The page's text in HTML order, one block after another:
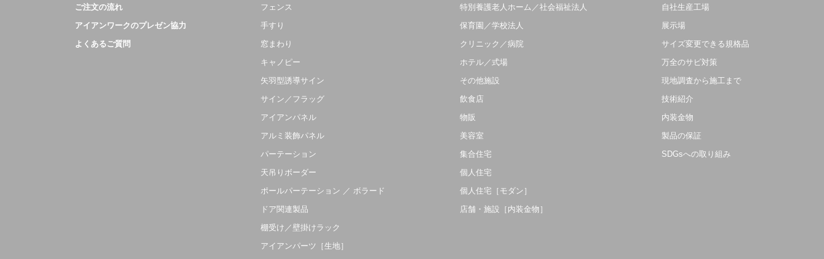
ご注文の流れ
アイアンワークのプレゼン協力
よくあるご質問
フェンス
手すり
窓まわり
キャノピー
矢羽型誘導サイン
サイン／フラッグ
アイアンパネル
アルミ装飾パネル
パーテーション
天吊りボーダー
ポールパーテーション ／ ボラード
ドア関連製品
棚受け／壁掛けラック
アイアンパーツ［生地］
特別養護老人ホーム／社会福祉法人
保育園／学校法人
クリニック／病院
ホテル／式場
その他施設
飲食店
物販
美容室
集合住宅
個人住宅
個人住宅［モダン］
店舗・施設［内装金物］
自社生産工場
展示場
サイズ変更できる規格品
万全のサビ対策
現地調査から施工まで
技術紹介
内装金物
製品の保証
SDGsへの取り組み